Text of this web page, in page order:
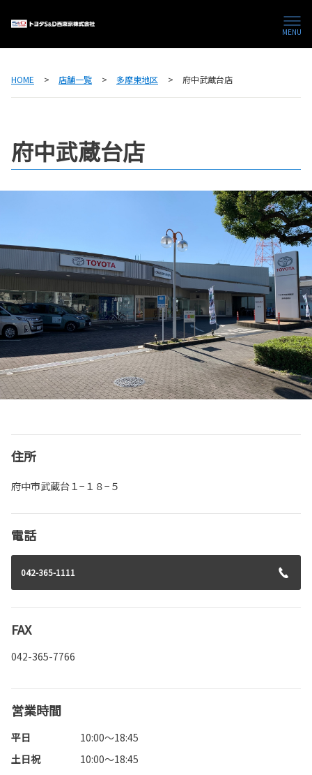
MENU
HOME 店舗一覧 多摩東地区 府中武蔵台店
府中武蔵台店
住所
府中市武蔵台１−１８−５
電話
042-365-1111
FAX
042-365-7766
営業時間
平日
10:00～18:45
土日祝
10:00～18:45